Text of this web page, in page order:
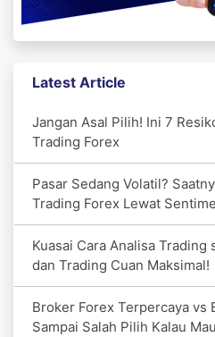
Latest Article
Jangan Asal Pilih! Ini 7
Trading Forex
Pasar Sedang Volatil?
Trading Forex Lewat
Kuasai Cara Analisa Trading
dan Trading Cuan Maksimal!
Broker Forex Terpercaya vs
Sampai Salah Pilih Kalau